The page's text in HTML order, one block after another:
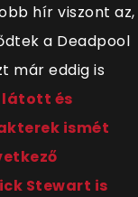
hír viszont az,
a Deadpool
már eddig is
látott és
ismét
Stewart is